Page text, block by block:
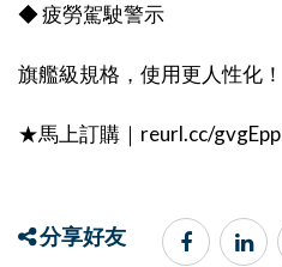
◆ 疲勞駕駛警示
旗艦級規格，使用更人性化！
★馬上訂購｜reurl.cc/gvgEpp
分享好友